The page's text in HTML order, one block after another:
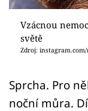
Sledujte
Přihlášení
Sledujte nás
Vzácnou
světě
Zdroj:
Sprcha. Pro
noční můra.